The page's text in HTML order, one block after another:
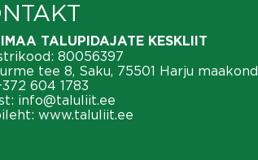
TALUPIDAJATE KESKLIIT
80056397
tee 8, Saku, 75501 Harju maakond
604 1783
info@taluliit.ee
www.taluliit.ee